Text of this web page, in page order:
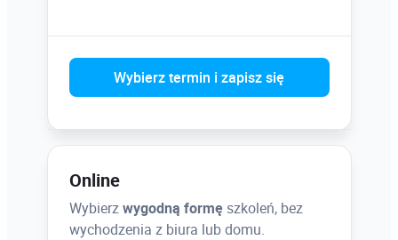
Wybierz termin i zapisz się
Online
Wybierzwygodną formęszkoleń, bez
wychodzenia z biura lub domu.